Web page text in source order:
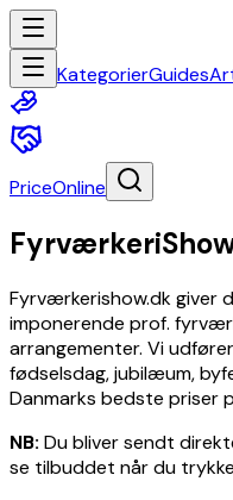
Hjem
og
småbørn
og
Sundhed
og
skønhed
Dyr
og
til
kæledyr
KategorierGuides
PriceOnline
Fyrværkerishow.dk giver
imponerende prof.
arrangementer. Vi
fødselsdag, jubilæum,
Danmarks bedste priser
NB: Du bliver sendt
se tilbuddet når du